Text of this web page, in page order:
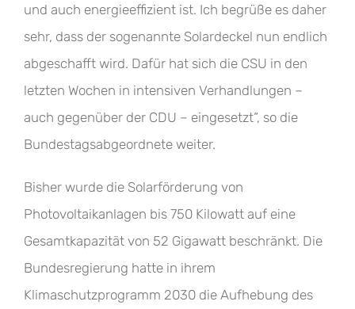
und auch energieeffizient ist. Ich begrüße es daher
sehr, dass der sogenannte Solardeckel nun endlich
abgeschafft wird. Dafür hat sich die CSU in den
letzten Wochen in intensiven Verhandlungen –
auch gegenüber der CDU – eingesetzt“, so die
Bundestagsabgeordnete weiter.
Bisher wurde die Solarförderung von
Photovoltaikanlagen bis 750 Kilowatt auf eine
Gesamtkapazität von 52 Gigawatt beschränkt. Die
Bundesregierung hatte in ihrem
Klimaschutzprogramm 2030 die Aufhebung des